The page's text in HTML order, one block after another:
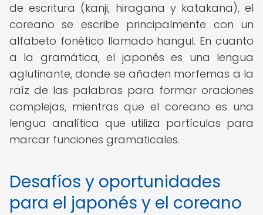
de escritura (kanji, hiragana y katakana), el
coreano se escribe principalmente con un
alfabeto fonético llamado hangul. En cuanto
a la gramática, el japonés es una lengua
aglutinante, donde se añaden morfemas a la
raíz de las palabras para formar oraciones
complejas, mientras que el coreano es una
lengua analítica que utiliza partículas para
marcar funciones gramaticales.
Desafíos y oportunidades
para el japonés y el coreano